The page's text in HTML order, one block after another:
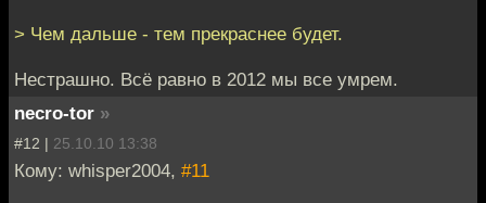
> Чем дальше - тем прекраснее будет.
Нестрашно. Всё равно в 2012 мы все умрем.
necro-tor »
#12 | 25.10.10 13:38
Кому: whisper2004, #11